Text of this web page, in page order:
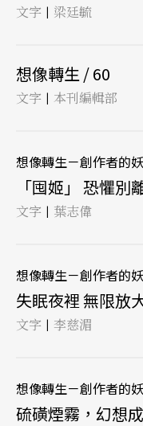
文字 | 梁廷毓
想像轉生 / 60
文字 | 本刊編輯部
想像轉生－創作者的
「囤姬」 恐懼別
文字 | 葉志偉
想像轉生－創作者的
失眠夜裡 無限放
文字 | 李慈湄
想像轉生－創作者的
硫磺煙霧，幻想